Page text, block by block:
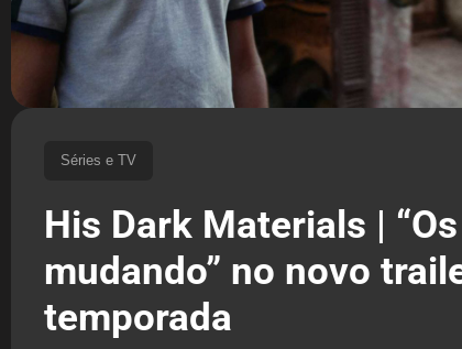
Séries e TV
His Dark Materials |
mudando” no novo
temporada